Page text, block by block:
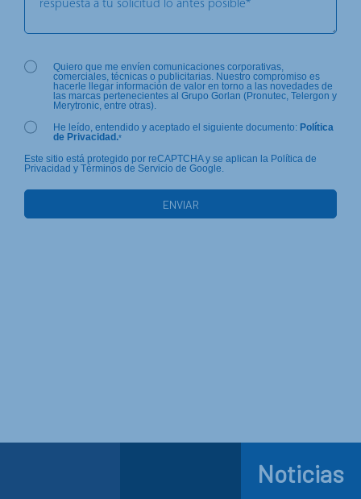
Quiero que me envíen comunicaciones corporativas,
comerciales, técnicas o publicitarias. Nuestro compromiso es
hacerle llegar información de valor en torno a las novedades de
las marcas pertenecientes al Grupo Gorlan (Pronutec, Telergon y
Merytronic, entre otras).
He leído, entendido y aceptado el siguiente documento: Política
de Privacidad.*
Este sitio está protegido por reCAPTCHA y se aplican la Política de
Privacidad y Términos de Servicio de Google.
Noticias